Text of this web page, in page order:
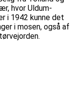
hvor Uldum-
i 1942 kunne det
i mosen, også af